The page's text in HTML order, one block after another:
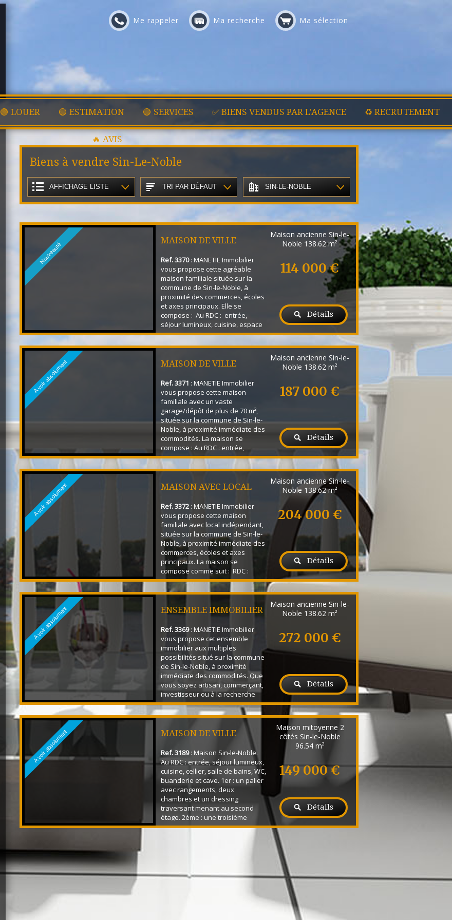
Me rappeler Ma recherche Ma sélection
🟢 LOUER 🟢 ESTIMATION 🟢 SERVICES ✅ BIENS VENDUS PAR L'AGENCE ♻️ RECRUTEMENT
🔥 AVIS
Biens à vendre Sin-Le-Noble
AFFICHAGE LISTE TRI PAR DÉFAUT SIN-LE-NOBLE
Nouveauté
MAISON DE VILLE
Ref. 3370: MANETIE Immobilier
vous propose cette agréable
maison familiale située sur la
commune de Sin-le-Noble, à
proximité des commerces, écoles
et axes principaux. Elle se
compose : Au RDC : entrée,
séjour lumineux, cuisine, espace
buanderie, véranda, cagibi ainsi
d'un accès direct à la cour. Au 1er
Maison ancienne Sin-le-
Noble 138.62 m²
114 000 €
Détails
A voir absolument MAISON DE VILLE
Ref. 3371 : MANETIE Immobilier
vous propose cette maison
familiale avec un vaste
garage/dépôt de plus de 70 m²,
située sur la commune de Sin-le-
Noble, à proximité immédiate des
commodités. La maison se
compose : Au RDC : entrée,
séjour, cuisine, espace
buanderie, véranda, cagibi ainsi
Vous bénéficierez également
qu'au garage. Au 1er :...
Maison ancienne Sin-le-
Noble 138.62 m²
187 000 €
Détails
A voir absolument MAISON AVEC LOCAL
Ref. 3372 : MANETIE Immobilier
vous propose cette maison
familiale avec local indépendant,
située sur la commune de Sin-le-
Noble, à proximité immédiate des
commerces, écoles et axes
principaux. La maison se
compose comme suit : RDC :
d'une entrée, d'un séjour, d'une
cuisine, d'un espace buanderie,
que d'un wc avec lave-mains.
Vous bénéficierez également
d'un ...
Maison ancienne Sin-le-
Noble 138.62 m²
204 000 €
Détails
A voir absolument ENSEMBLE IMMOBILIER
Ref. 3369: MANETIE Immobilier
vous propose cet ensemble
immobilier aux multiples
possibilités situé sur la commune
de Sin-le-Noble, à proximité
immédiate des commodités. Que
vous soyez artisan, commerçant,
investisseur ou à la recherche
d'un bien alliant habitation et
activité professionnelle, cet
ensemble saura répondre à de
nombreux projets. Partie
habitation : RDC : entrée, séjour,
cuis...
Maison ancienne Sin-le-
Noble 138.62 m²
272 000 €
Détails
A voir absolument MAISON DE VILLE
Ref. 3189: Maison Sin-le-Noble.
Au RDC : entrée, séjour lumineux,
cuisine, cellier, salle de bains, WC,
buanderie et cave. 1er : un palier
avec rangements, deux
chambres et un dressing
traversant menant au second
étage. 2ème : une troisième
chambre, idéale pour un
agréable, C...
Maison mitoyenne 2
côtés Sin-le-Noble
96.54 m²
149 000 €
Détails